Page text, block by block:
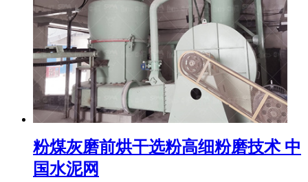
粉煤灰磨前烘干选粉高细粉磨技术 中
国水泥网